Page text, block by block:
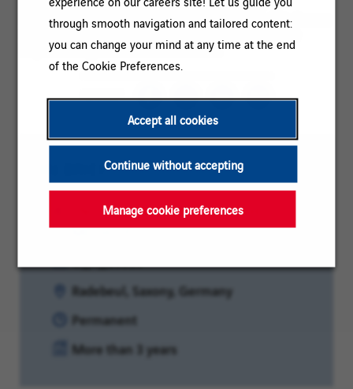
through smooth navigation and tailored content:
you can change your mind at any time at the end
of the Cookie Preferences.
Accept all cookies
Continue without accepting
Manage cookie preferences
IN BRIEF
Category:ENGINEERING / DESIGN STUDIES /
METHODS
Location:
Radebeul, Saxony, Germany
Contract
type:
Permanent
Experience
More than 3 years
Kraft- und Heizwerke, der Energieverteilung, der
Energiespeicherung und der Gasmotorentechnik. Mit diesem
Know-How unterstützen wir unsere Kunden dabei, ihre
Projekte erfolgreich zum Ziel zu führen.
SHARE